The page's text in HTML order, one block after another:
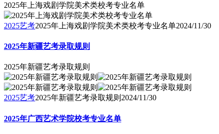
2025年上海戏剧学院美术类校考专业名单
2025艺考2025年上海戏剧学院美术类校考专业名单2024/11/30
2025年新疆艺考录取规则
2025年新疆艺考录取规则
2025艺考2025年新疆艺考录取规则 2024/11/30
2025年广西艺术学院校考专业名单